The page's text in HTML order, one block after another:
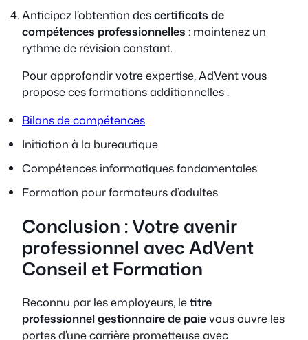
Anticipez l’obtention descertificats de
compétences professionnelles : maintenez un
rythme de révision constant.
Pour approfondir votre expertise, AdVent vous
propose ces formations additionnelles :
Bilans de compétences
Initiation à la bureautique
Compétences informatiques fondamentales
Formation pour formateurs d’adultes
Conclusion : Votre avenir
professionnel avec AdVent
Conseil et Formation
Reconnu par les employeurs, letitre
professionnel gestionnaire de paievous ouvre les
portes d’une carrière prometteuse avec